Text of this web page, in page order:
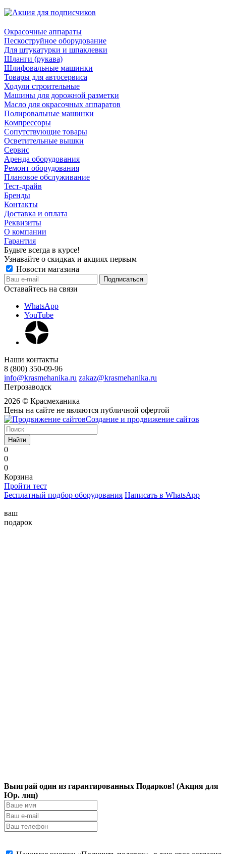
Окрасочные аппараты
Пескоструйное оборудование
Для штукатурки и шпаклевки
Шланги (рукава)
Шлифовальные машинки
Товары для автосервиса
Ходули строительные
Машины для дорожной разметки
Масло для окрасочных аппаратов
Полировальные машинки
Компрессоры
Сопутствующие товары
Осветительные вышки
Сервис
Аренда оборудования
Ремонт оборудования
Плановое обслуживание
Тест-драйв
Бренды
Контакты
Доставка и оплата
Реквизиты
О компании
Гарантия
Будьте всегда в курсе!
Узнавайте о скидках и акциях первым
Новости магазина
Оставайтесь на связи
WhatsApp
YouTube
Наши контакты
8 (800) 350-09-96
info@krasmehanika.ru zakaz@krasmehanika.ru
Петрозаводск
2026 © Красмеханика
Цены на сайте не являются публичной офертой
Создание и продвижение сайтов
Найти
0
0
0
Корзина
Пройти тест
Бесплатный подбор оборудования Написать в WhatsApp
ваш
подарок
Выиграй один из гарантированных Подарков! (Акция для
Юр. лиц)